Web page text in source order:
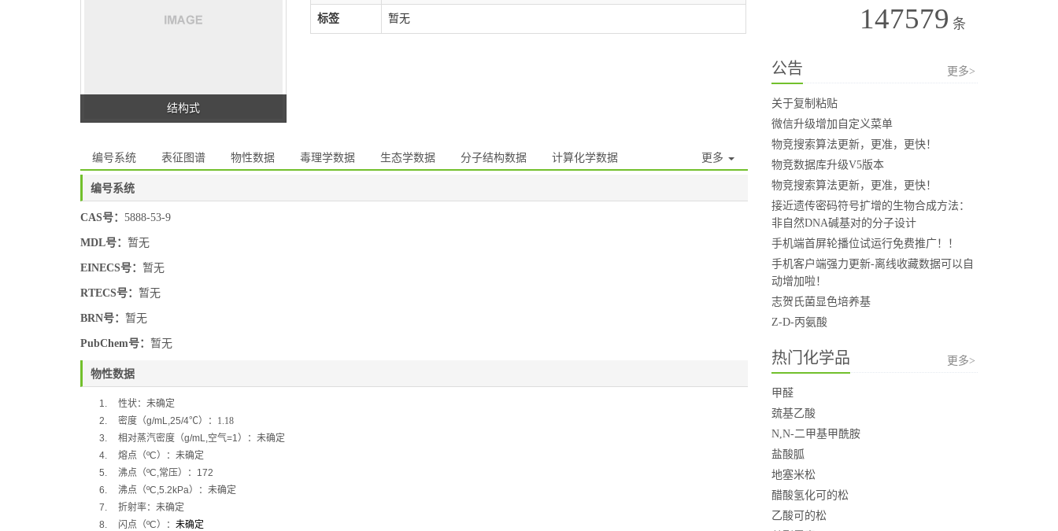
结构式
标签 暂无
编号系统 表征图谱 物性数据 毒理学数据 生态学数据 分子结构数据 计算化学数据 更多
编号系统
CAS号： 5888-53-9
MDL号： 暂无
EINECS号： 暂无
RTECS号： 暂无
BRN号： 暂无
PubChem号： 暂无
物性数据
1. 性状： 未确定
2.
密度（g/mL,25/4℃）： 1.18
3.
相对蒸汽密度（g/mL,空气=1）： 未确定
4.
熔点（ºC）： 未确定
5.
沸点（ºC,常压）： 172
6.
沸点（ºC,5.2kPa）：未确定
7.
折射率：未确定
8.
闪点（ºC）： 未确定
147579 条
公告 更多>
关于复制粘贴
微信升级增加自定义菜单
物竞搜索算法更新，更准，更快！
物竞数据库升级V5版本
物竞搜索算法更新，更准，更快！
接近遗传密码符号扩增的生物合成方法：
非自然DNA碱基对的分子设计
手机端首屏轮播位试运行免费推广！！
手机客户端强力更新-离线收藏数据可以自
动增加啦！
志贺氏菌显色培养基
Z-D-丙氨酸
热门化学品 更多>
甲醛
巯基乙酸
N,N-二甲基甲酰胺
盐酸胍
地塞米松
醋酸氢化可的松
乙酸可的松